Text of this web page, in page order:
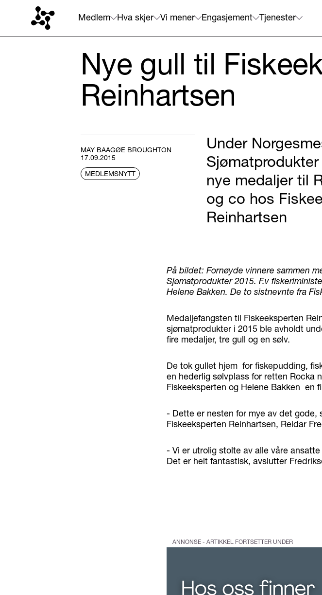
Medlem Hva skjer Vi mener Engasjement Tjenester
Nye gull til
Reinhartsen
MAY BAAGØE BROUGHTON
17.09.2015
MEDLEMSNYTT
Under
nye medaljer til
og co hos
Reinhartsen
På bildet: Fornøyde vinnere sammen
Sjømatprodukter 2015. F.v
Helene Bakken. De to sistnevnte fra
Medaljefangsten til Fiskeeksperten
sjømatprodukter i 2015 ble avholdt
fire medaljer, tre gull og en sølv.
De tok gullet hjem for fiskepudding,
en hederlig sølvplass for retten Rocka
Fiskeeksperten og Helene Bakken en
- Dette er nesten for mye av det
Fiskeeksperten Reinhartsen, Reidar
- Vi er utrolig stolte av alle våre
Det er helt fantastisk, avslutter
ANNONSE - ARTIKKEL FORTSETTER UNDER